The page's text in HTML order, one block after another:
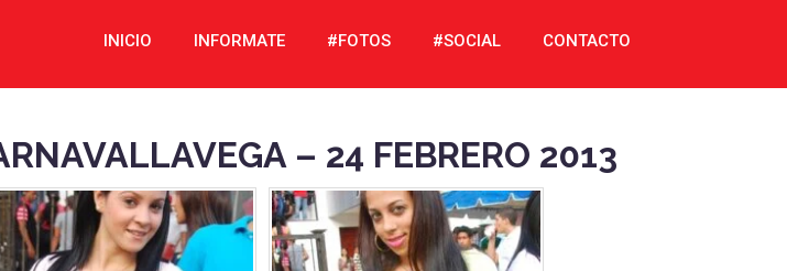
INICIO INFORMATE #FOTOS #SOCIAL CONTACTO
– 24 FEBRERO 2013